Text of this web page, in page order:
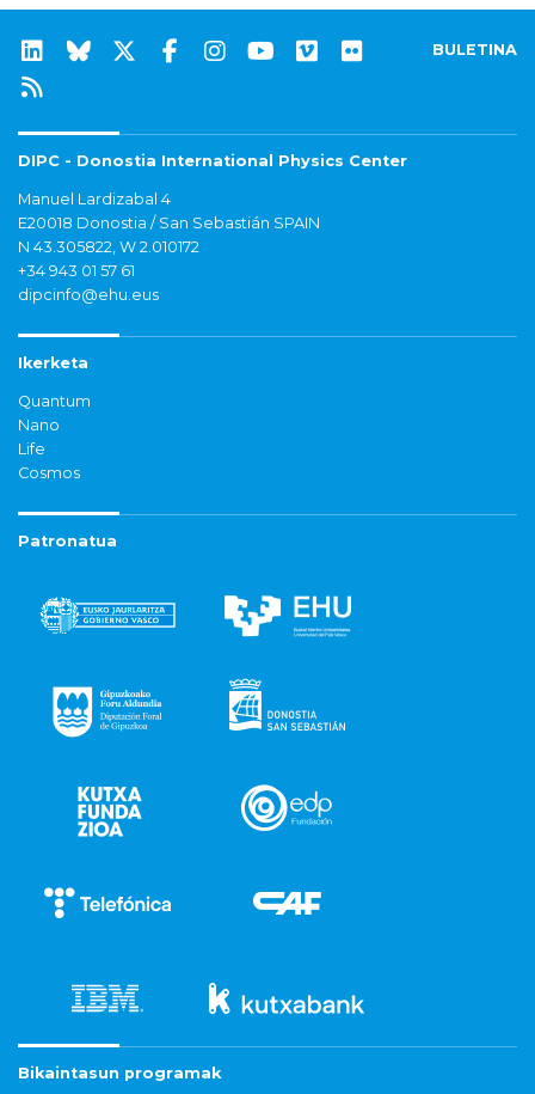
BULETINA
DIPC - Donostia International Physics Center
Manuel Lardizabal 4
E20018 Donostia / San Sebastián SPAIN
N 43.305822, W 2.010172
+34 943 01 57 61
dipcinfo@ehu.eus
Ikerketa
Quantum
Nano
Life
Cosmos
Patronatua
Bikaintasun programak